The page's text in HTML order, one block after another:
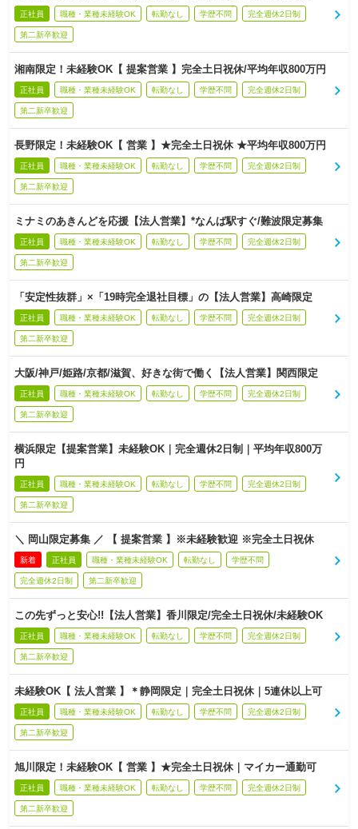
正社員 職種・業種未経験OK 転勤なし 学歴不問 完全週休2日制
第二新卒歓迎
湘南限定！未経験OK【 提案営業 】完全土日祝休/平均年収800万円
正社員 職種・業種未経験OK 転勤なし 学歴不問 完全週休2日制
第二新卒歓迎
長野限定！未経験OK【 営業 】★完全土日祝休 ★平均年収800万円
正社員 職種・業種未経験OK 転勤なし 学歴不問 完全週休2日制
第二新卒歓迎
ミナミのあきんどを応援【法人営業】*なんば駅すぐ/難波限定募集
正社員 職種・業種未経験OK 転勤なし 学歴不問 完全週休2日制
第二新卒歓迎
「安定性抜群」×「19時完全退社目標」の【法人営業】高崎限定
正社員 職種・業種未経験OK 転勤なし 学歴不問 完全週休2日制
第二新卒歓迎
大阪/神戸/姫路/京都/滋賀、好きな街で働く【法人営業】関西限定
正社員 職種・業種未経験OK 転勤なし 学歴不問 完全週休2日制
第二新卒歓迎
横浜限定【提案営業】未経験OK｜完全週休2日制｜平均年収800万
円
正社員 職種・業種未経験OK 転勤なし 学歴不問 完全週休2日制
第二新卒歓迎
＼ 岡山限定募集 ／ 【 提案営業 】※未経験歓迎 ※完全土日祝休
新着 正社員 職種・業種未経験OK 転勤なし 学歴不問
完全週休2日制 第二新卒歓迎
この先ずっと安心!!【法人営業】香川限定/完全土日祝休/未経験OK
正社員 職種・業種未経験OK 転勤なし 学歴不問 完全週休2日制
第二新卒歓迎
未経験OK【 法人営業 】＊静岡限定｜完全土日祝休｜5連休以上可
正社員 職種・業種未経験OK 転勤なし 学歴不問 完全週休2日制
第二新卒歓迎
旭川限定！未経験OK【 営業 】★完全土日祝休｜マイカー通勤可
正社員 職種・業種未経験OK 転勤なし 学歴不問 完全週休2日制
第二新卒歓迎